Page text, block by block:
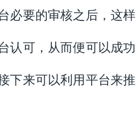
必要的审核之后，这样
认可，从而便可以成功
下来可以利用平台来推